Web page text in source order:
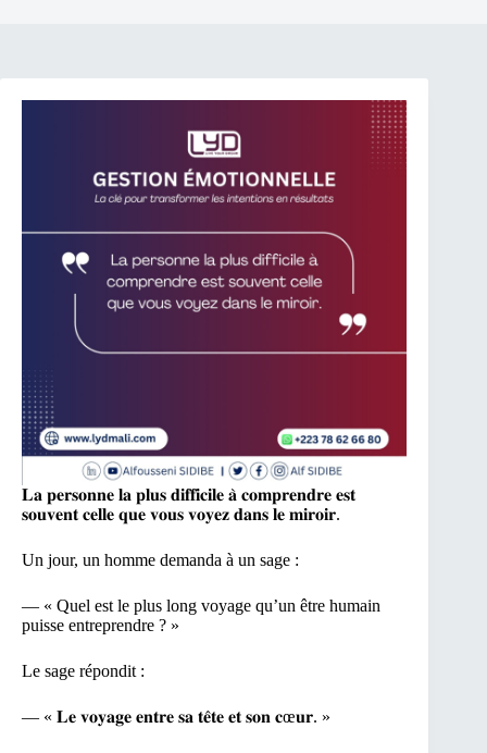
𝐋𝐚 𝐩𝐞𝐫𝐬𝐨𝐧𝐧𝐞 𝐥𝐚 𝐩𝐥𝐮𝐬 𝐝𝐢𝐟𝐟𝐢𝐜𝐢𝐥𝐞 𝐚̀ 𝐜𝐨𝐦𝐩𝐫𝐞𝐧𝐝𝐫𝐞 𝐞𝐬𝐭
𝐬𝐨𝐮𝐯𝐞𝐧𝐭 𝐜𝐞𝐥𝐥𝐞 𝐪𝐮𝐞 𝐯𝐨𝐮𝐬 𝐯𝐨𝐲𝐞𝐳 𝐝𝐚𝐧𝐬 𝐥𝐞 𝐦𝐢𝐫𝐨𝐢𝐫.
Un jour, un homme demanda à un sage :
— « Quel est le plus long voyage qu’un être humain
puisse entreprendre ? »
Le sage répondit :
— « 𝐋𝐞 𝐯𝐨𝐲𝐚𝐠𝐞 𝐞𝐧𝐭𝐫𝐞 𝐬𝐚 𝐭𝐞̂𝐭𝐞 𝐞𝐭 𝐬𝐨𝐧 𝐜œ𝐮𝐫. »